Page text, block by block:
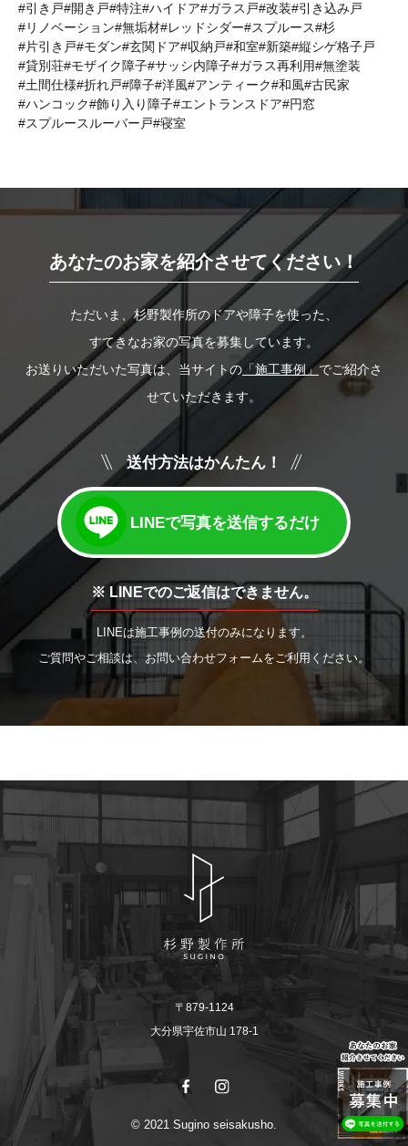
引き戸 開き戸 特注 ハイドア ガラス戸 改装
引き込み戸
リノベーション 無垢材 レッドシダー スプルース
杉
片引き戸
モダン 玄関ドア 収納戸 和室 新築 縦シゲ格子戸
貸別荘 モザイク障子 サッシ内障子 ガラス再利用
無塗装
土間仕様 折れ戸 障子 洋風 アンティーク 和風 古民家
ハンコック
飾り入り障子 エントランスドア
円窓
スプルースルーバー戸 寝室
あなたのお家を紹介させてください！
ただいま、杉野製作所のドアや障子を使った、
すてきなお家の写真を募集しています。
お送りいただいた写真は、当サイトの 「施工事例」でご紹介さ
せていただきます。
送付方法はかんたん！
LINEで写真を送信するだけ
※ LINEでのご返信はできません。
LINEは施工事例の送付のみになります。
ご質問やご相談は、お問い合わせフォームをご利用ください。
〒879-1124
大分県宇佐市山 178-1
© 2021 Sugino seisakusho.